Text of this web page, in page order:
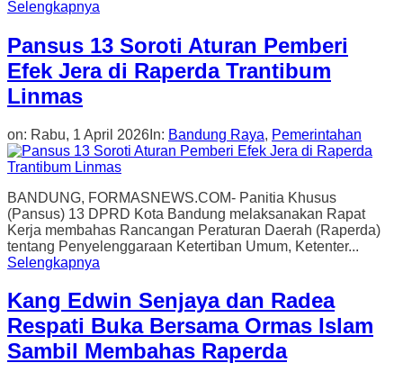
Selengkapnya
Pansus 13 Soroti Aturan Pemberi
Efek Jera di Raperda Trantibum
Linmas
on: Rabu, 1 April 2026 In: Bandung Raya, Pemerintahan
BANDUNG, FORMASNEWS.COM- Panitia Khusus
(Pansus) 13 DPRD Kota Bandung melaksanakan Rapat
Kerja membahas Rancangan Peraturan Daerah (Raperda)
tentang Penyelenggaraan Ketertiban Umum, Ketenter...
Selengkapnya
Kang Edwin Senjaya dan Radea
Respati Buka Bersama Ormas Islam
Sambil Membahas Raperda